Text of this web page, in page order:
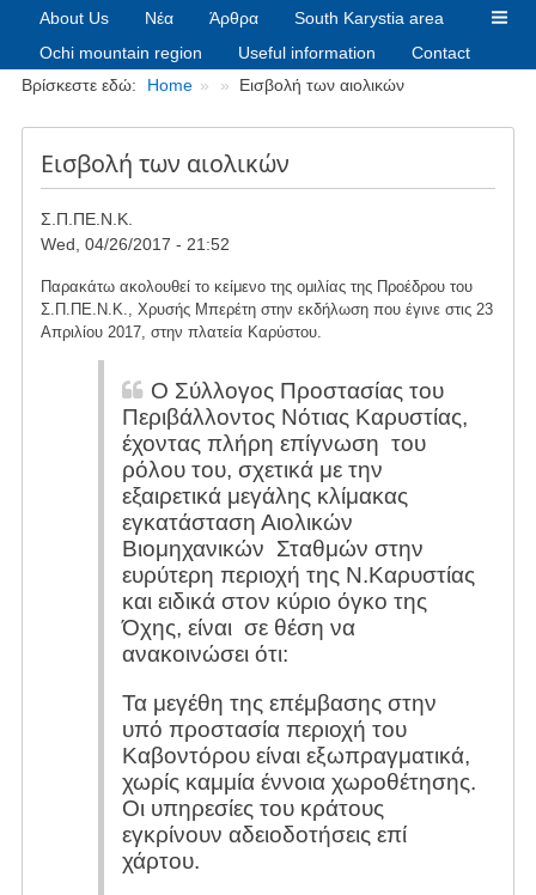
About Us Νέα Άρθρα
South Karystia area
Ochi mountain region
Useful information Contact
Breadcrumbs
Βρίσκεστε εδώ: Home Εισβολή των αιολικών
Εισβολή των αιολικών
Σ.Π.ΠΕ.Ν.Κ.
Wed, 04/26/2017 - 21:52
Παρακάτω ακολουθεί το κείμενο της ομιλίας της Προέδρου του
Σ.Π.ΠΕ.Ν.Κ., Χρυσής Μπερέτη στην εκδήλωση που έγινε στις 23
Απριλίου 2017, στην πλατεία Καρύστου.
Ο Σύλλογος Προστασίας του
Περιβάλλοντος Νότιας Καρυστίας,
έχοντας πλήρη επίγνωση του
ρόλου του, σχετικά με την
εξαιρετικά μεγάλης κλίμακας
εγκατάσταση Αιολικών
Βιομηχανικών Σταθμών στην
ευρύτερη περιοχή της Ν.Καρυστίας
και ειδικά στον κύριο όγκο της
Όχης, είναι σε θέση να
ανακοινώσει ότι:
Τα μεγέθη της επέμβασης στην
υπό προστασία περιοχή του
Καβοντόρου είναι εξωπραγματικά,
χωρίς καμμία έννοια χωροθέτησης.
Οι υπηρεσίες του κράτους
εγκρίνουν αδειοδοτήσεις επί
χάρτου.